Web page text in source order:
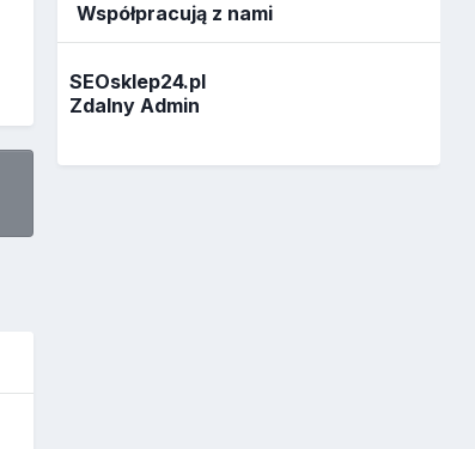
Współpracują z nami
SEOsklep24.pl
Zdalny Admin